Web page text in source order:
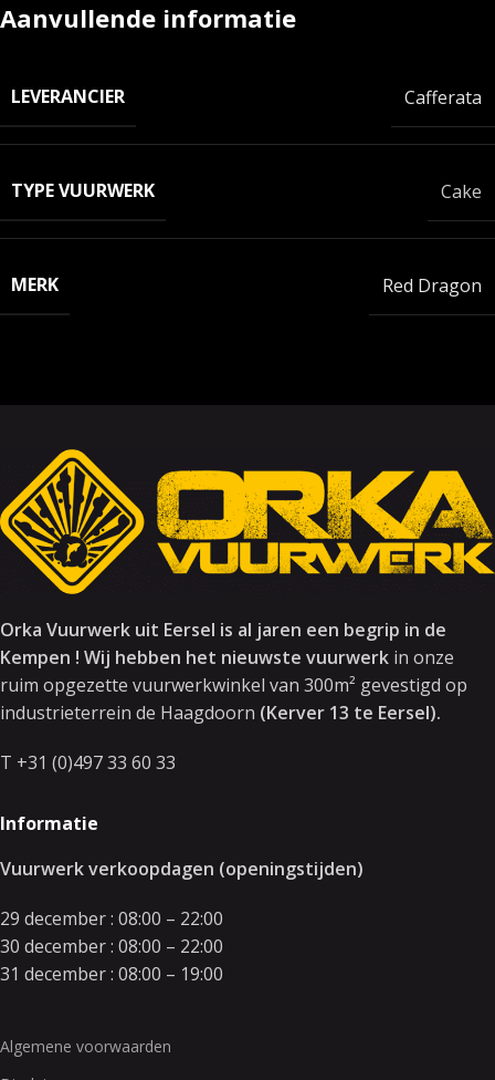
Aanvullende informatie
LEVERANCIER Cafferata
TYPE VUURWERK Cake
MERK Red Dragon
Orka Vuurwerk uit Eersel is al jaren een begrip in de
Kempen ! Wij hebben het nieuwste vuurwerk in onze
ruim opgezette vuurwerkwinkel van 300m² gevestigd op
industrieterrein de Haagdoorn (Kerver 13 te Eersel).
T +31 (0)497 33 60 33
Informatie
Vuurwerk verkoopdagen (openingstijden)
29 december : 08:00 – 22:00
30 december : 08:00 – 22:00
31 december : 08:00 – 19:00
Algemene voorwaarden